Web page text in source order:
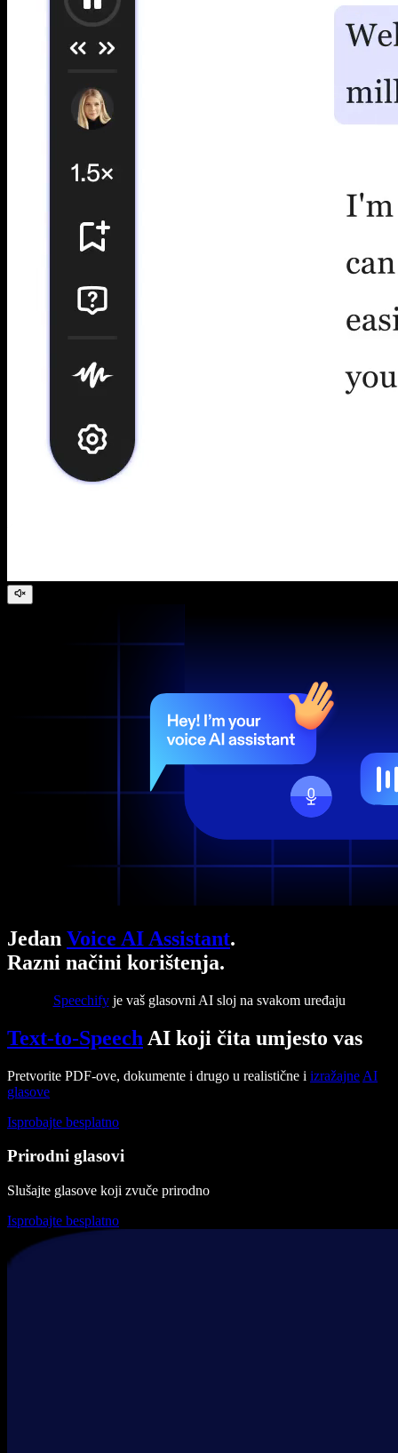
Jedan Voice AI Assistant.
Razni načini korištenja.
Speechifyje vaš glasovni AI sloj na svakom uređaju
Text-to-Speech AI koji čita umjesto vas
Pretvorite PDF-ove, dokumente i drugo u realistične i izražajne AI
glasove
Isprobajte besplatno
Prirodni glasovi
Slušajte glasove koji zvuče prirodno
Isprobajte besplatno